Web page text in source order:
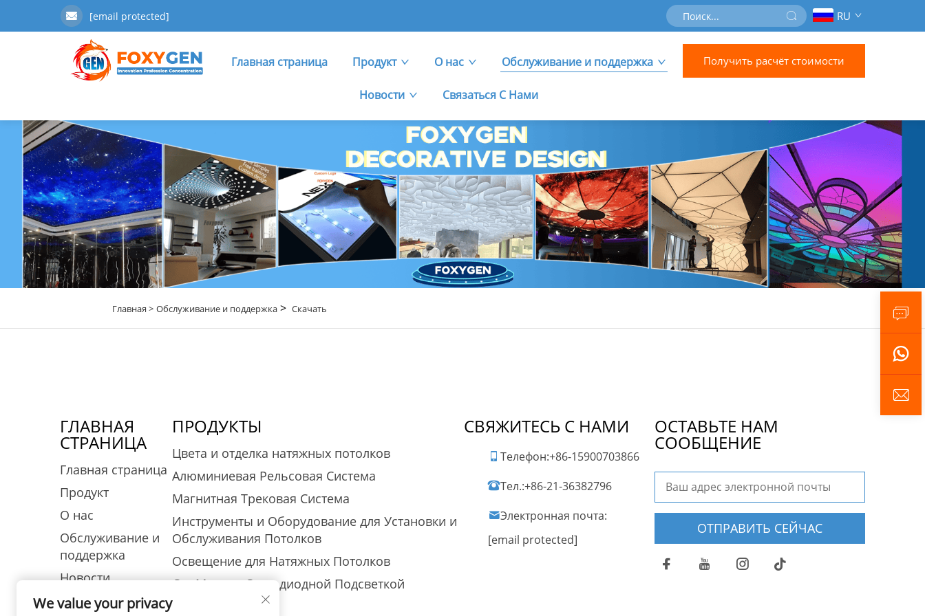
[email protected] RU
Главная страница Продукт О нас Обслуживание и поддержка
Новости Связаться С Нами
Получить расчёт стоимости
Главная > Обслуживание и поддержка> Скачать
ГЛАВНАЯ
СТРАНИЦА
Главная страница
Продукт
О нас
Обслуживание и
поддержка
Новости
Связаться С Нами
ПРОДУКТЫ
Цвета и отделка натяжных потолков
Алюминиевая Рельсовая Система
Магнитная Трековая Система
Инструменты и Оборудование для Установки и
Обслуживания Потолков
Освещение для Натяжных Потолков
Сег Модуль Светодиодной Подсветкой
Стеклоткань
СВЯЖИТЕСЬ С НАМИ
Телефон:+86-15900703866
Тел.:+86-21-36382796
Электронная почта:
[email protected]
ОСТАВЬТЕ НАМ
СООБЩЕНИЕ
ОТПРАВИТЬ СЕЙЧАС
We value your privacy